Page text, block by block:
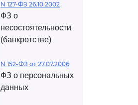
N 127-ФЗ 26.10.2002
ФЗ о
несостоятельности
(банкротстве)
N 152-ФЗ от 27.07.2006
ФЗ о персональных
данных